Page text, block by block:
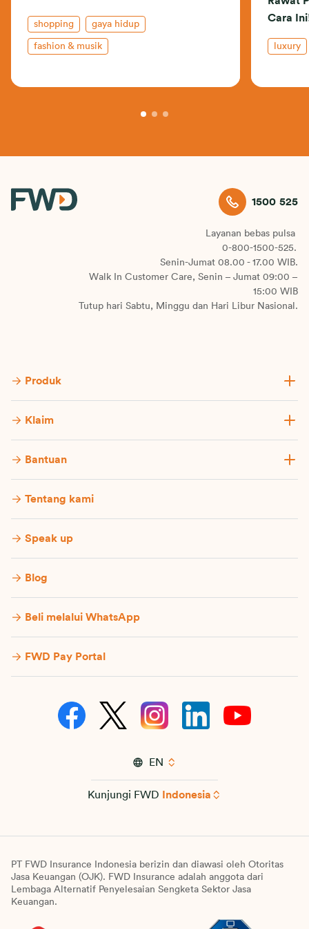
shopping gaya hidup
fashion & musik
Cara
luxury
1500 525
Layanan bebas pulsa
0-800-1500-525.
Senin-Jumat 08.00 - 17.00 WIB.
Walk In Customer Care, Senin – Jumat 09:00 –
15:00 WIB
Tutup hari Sabtu, Minggu dan Hari Libur Nasional.
Produk
Klaim
Bantuan
Tentang kami
Speak up
Blog
Beli melalui WhatsApp
FWD Pay Portal
EN
Kunjungi FWD Indonesia
PT FWD Insurance Indonesia berizin dan diawasi oleh Otoritas
Jasa Keuangan (OJK). FWD Insurance adalah anggota dari
Lembaga Alternatif Penyelesaian Sengketa Sektor Jasa
Keuangan.